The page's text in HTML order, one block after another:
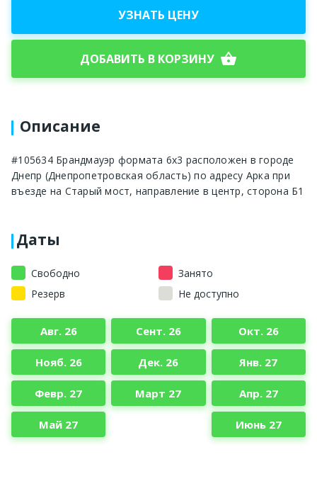
УЗНАТЬ ЦЕНУ
ДОБАВИТЬ В КОРЗИНУ shopping_basket
Описание
#105634 Брандмауэр формата 6x3 расположен в городе
Днепр (Днепропетровская область) по адресу Арка при
въезде на Старый мост, направление в центр, сторона Б1
Даты
Свободно
Занято
Резерв
Не доступно
Авг. 26 Сент. 26 Окт. 26
Нояб. 26 Дек. 26 Янв. 27
Февр. 27 Март 27 Апр. 27
Май 27 Июнь 27